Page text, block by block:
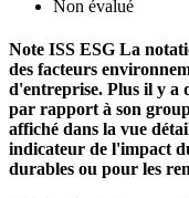
Non évalué
Note ISS ESG La
des facteurs
d'entreprise. Plus il y a
par rapport à son
affiché dans la vue
indicateur de l'impact
durables ou pour les